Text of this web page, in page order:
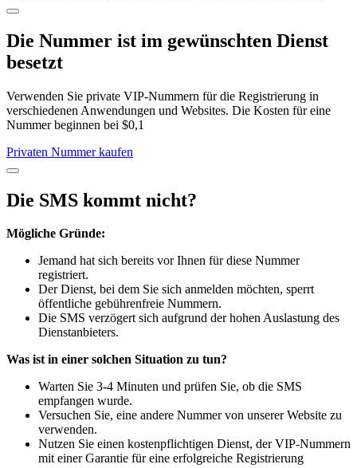
Die Nummer ist im gewünschten Dienst
besetzt
Verwenden Sie private VIP-Nummern für die Registrierung in
verschiedenen Anwendungen und Websites. Die Kosten für eine
Nummer beginnen bei $0,1
Privaten Nummer kaufen
Die SMS kommt nicht?
Mögliche Gründe:
Jemand hat sich bereits vor Ihnen für diese Nummer
registriert.
Der Dienst, bei dem Sie sich anmelden möchten, sperrt
öffentliche gebührenfreie Nummern.
Die SMS verzögert sich aufgrund der hohen Auslastung des
Dienstanbieters.
Was ist in einer solchen Situation zu tun?
Warten Sie 3-4 Minuten und prüfen Sie, ob die SMS
empfangen wurde.
Versuchen Sie, eine andere Nummer von unserer Website zu
verwenden.
Nutzen Sie einen kostenpflichtigen Dienst, der VIP-Nummern
mit einer Garantie für eine erfolgreiche Registrierung